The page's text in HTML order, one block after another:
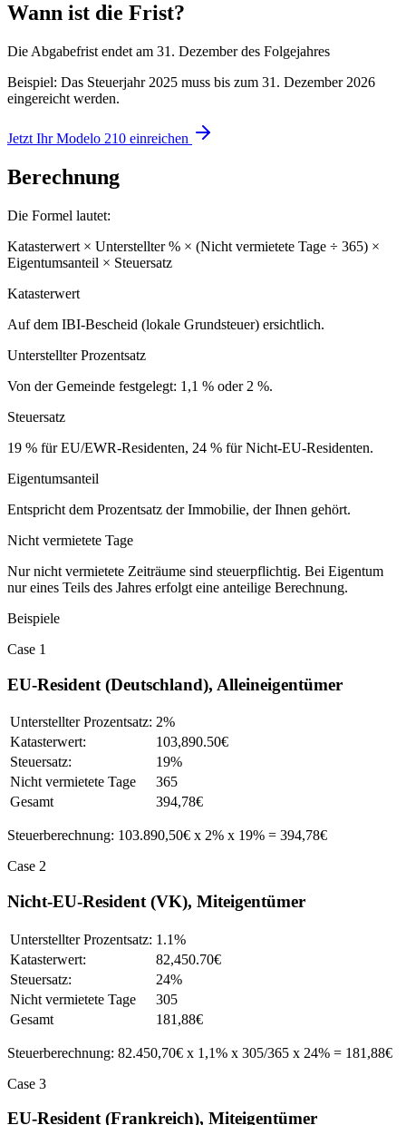
Wann ist die Frist?
Die Abgabefrist endet am 31. Dezember des Folgejahres
Beispiel: Das Steuerjahr 2025 muss bis zum 31. Dezember 2026
eingereicht werden.
Jetzt Ihr Modelo 210 einreichen
Berechnung
Die Formel lautet:
Katasterwert × Unterstellter % × (Nicht vermietete Tage ÷ 365) ×
Eigentumsanteil × Steuersatz
Katasterwert
Auf dem IBI-Bescheid (lokale Grundsteuer) ersichtlich.
Unterstellter Prozentsatz
Von der Gemeinde festgelegt: 1,1 % oder 2 %.
Steuersatz
19 % für EU/EWR-Residenten, 24 % für Nicht-EU-Residenten.
Eigentumsanteil
Entspricht dem Prozentsatz der Immobilie, der Ihnen gehört.
Nicht vermietete Tage
Nur nicht vermietete Zeiträume sind steuerpflichtig. Bei Eigentum
nur eines Teils des Jahres erfolgt eine anteilige Berechnung.
Beispiele
Case 1
EU-Resident (Deutschland), Alleineigentümer
Unterstellter Prozentsatz: 2%
Katasterwert:
103,890.50€
Steuersatz:
19%
Nicht vermietete Tage
365
Gesamt
394,78€
Steuerberechnung: 103.890,50€ x 2% x 19% = 394,78€
Case 2
Nicht-EU-Resident (VK), Miteigentümer
Unterstellter Prozentsatz: 1.1%
Katasterwert:
82,450.70€
Steuersatz:
24%
Nicht vermietete Tage
305
Gesamt
181,88€
Steuerberechnung: 82.450,70€ x 1,1% x 305/365 x 24% = 181,88€
Case 3
EU-Resident (Frankreich), Miteigentümer